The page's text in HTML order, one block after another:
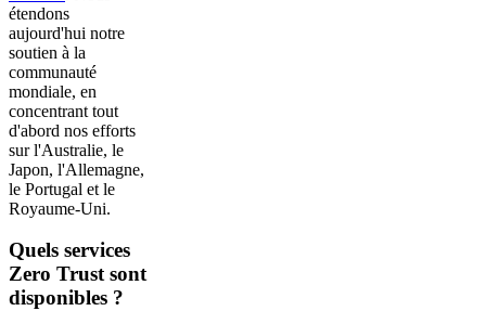
étendons
aujourd'hui notre
soutien à la
communauté
mondiale, en
concentrant tout
d'abord nos efforts
sur l'Australie, le
Japon, l'Allemagne,
le Portugal et le
Royaume-Uni.
Quels services
Zero Trust sont
disponibles ?